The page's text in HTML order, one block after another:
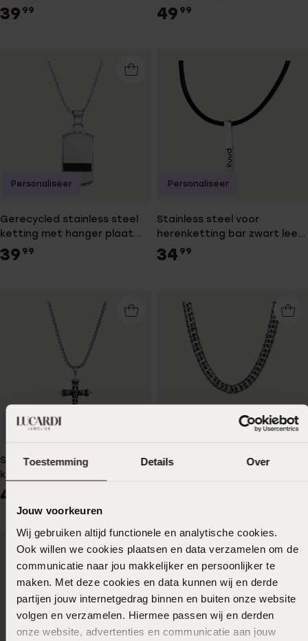
Toestemming Details Over
Jouw voorkeuren
Wij gebruiken altijd functionele en analytische cookies.
Ook willen we cookies plaatsen en data verzamelen om de
communicatie naar jou makkelijker en persoonlijker te
maken. Met deze cookies en data kunnen wij en derde
partijen jouw internetgedrag binnen en buiten onze website
volgen en verzamelen. Hiermee passen wij en derden
onze website, advertenties en communicatie aan jouw
streep zwart voor heren
39 99
plaathanger
49 99
Gerecycled stainless steel
ketting met hanger plaat
voor heren
39 99
Personaliseer
Stainless steel voor
herenketting bar zwart leer
met gravure
34 99
Personaliseer
Stainless steel
ketting&hanger kruis
bewerkt mat voor heren
49
Waterproof
Gerecycled stainless steel